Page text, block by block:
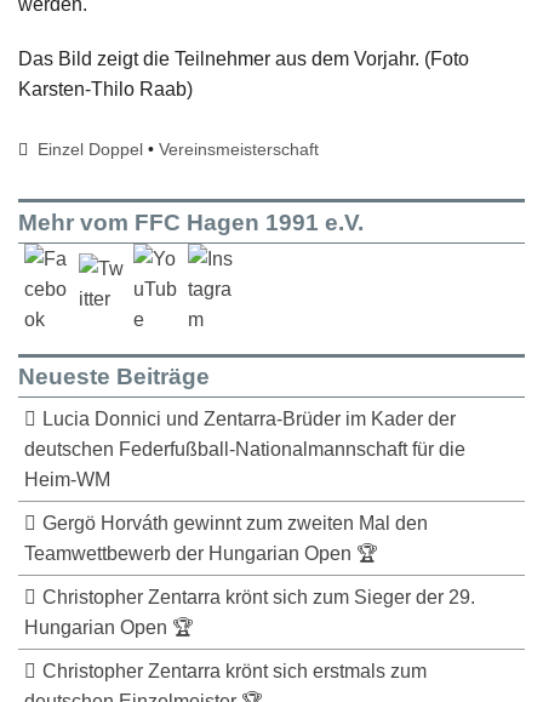
werden.
Das Bild zeigt die Teilnehmer aus dem Vorjahr. (Foto
Karsten-Thilo Raab)
Einzel Doppel •Vereinsmeisterschaft
Mehr vom FFC Hagen 1991 e.V.
Neueste Beiträge
Lucia Donnici und Zentarra-Brüder im Kader der
deutschen Federfußball-Nationalmannschaft für die
Heim-WM
Gergö Horváth gewinnt zum zweiten Mal den
Teamwettbewerb der Hungarian Open 🏆
Christopher Zentarra krönt sich zum Sieger der 29.
Hungarian Open 🏆
Christopher Zentarra krönt sich erstmals zum